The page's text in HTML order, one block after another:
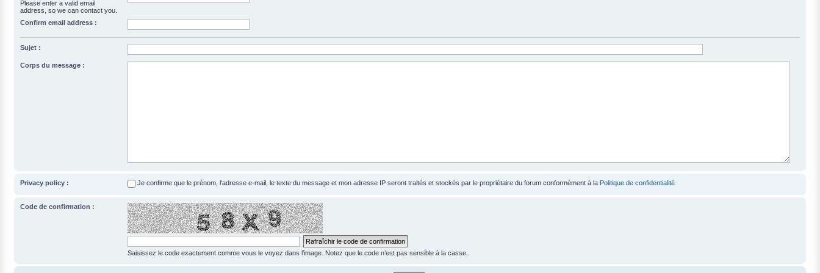
Please enter a valid email
address, so we can contact you.
Confirm email address :
Sujet :
Corps du message :
Privacy policy : Je confirme que le prénom, l‘adresse e-mail, le texte du message et mon adresse IP seront traités et stockés par le propriétaire du forum conformément à la Politique de confidentialité
Code de confirmation :
Saisissez le code exactement comme vous le voyez dans l’image. Notez que le code n’est pas sensible à la casse.